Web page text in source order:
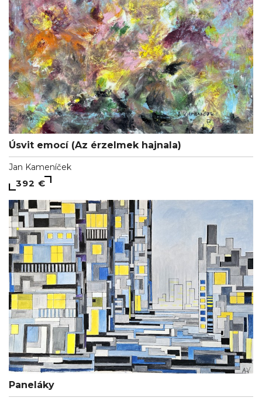
Úsvit emocí (Az érzelmek hajnala)
Jan Kameníček
392 €
Paneláky